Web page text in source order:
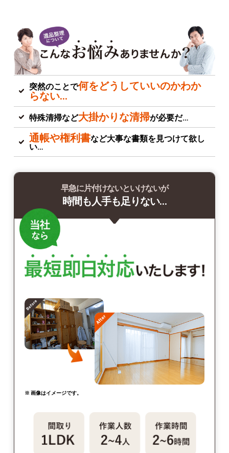
突然のことで何をどうしていいのかわか
らない…
特殊清掃など大掛かりな清掃が必要だ…
通帳や権利書など大事な書類を見つけて欲し
い…
早急に片付けないといけないが
時間も人手も足りない…
※ 画像はイメージです。